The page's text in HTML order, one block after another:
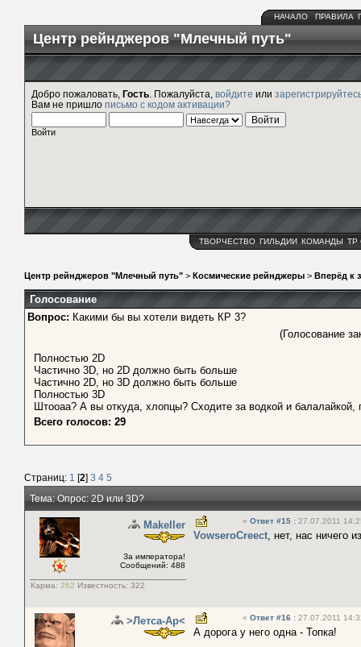
НАЧАЛО ПРАВИЛА
Центр рейнджеров "Млечный путь"
Добро пожаловать, Гость . Пожалуйста, войдите или
Вам не пришло письмо с кодом активации?
Войти
ТВОРЧЕСТВО ГИЛЬДИИ КОМАНДЫ ТР
Центр рейнджеров "Млечный путь" > Космические рейнджеры > Вперёд к
Голосование
Вопрос: Какими бы вы хотели видеть КР 3?
(Голосование
Полностью 2D
Частично 3D, но 2D должно быть больше
Частично 2D, но 3D должно быть больше
Полностью 3D
Штооаа? А вы откуда, хлопцы? Сходите за водкой и
Всего голосов: 29
Страниц: 1 [2] 3 4 5
Тема: Опрос: 2D или 3D?
Makeller
За императора!
Сообщений: 488
Карма: 262 Известность: 322
« Ответ #15 : 27.07.2011
VowseroCreect, нет, нас ничего
>Летса-Ар< « Ответ #16 : 27.07.2011
А дорога у него одна - Топка!